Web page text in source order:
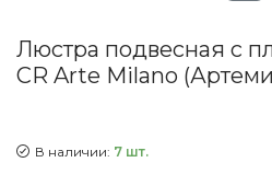
Люстра подвесная с
CR Arte Milano
В наличии: 7 шт.